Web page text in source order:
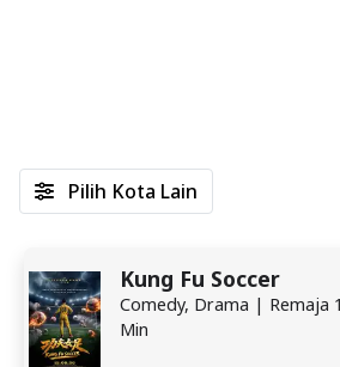
Kung Fu Soccer
Comedy, Drama | Remaja
Min
Pilih Kota Lain